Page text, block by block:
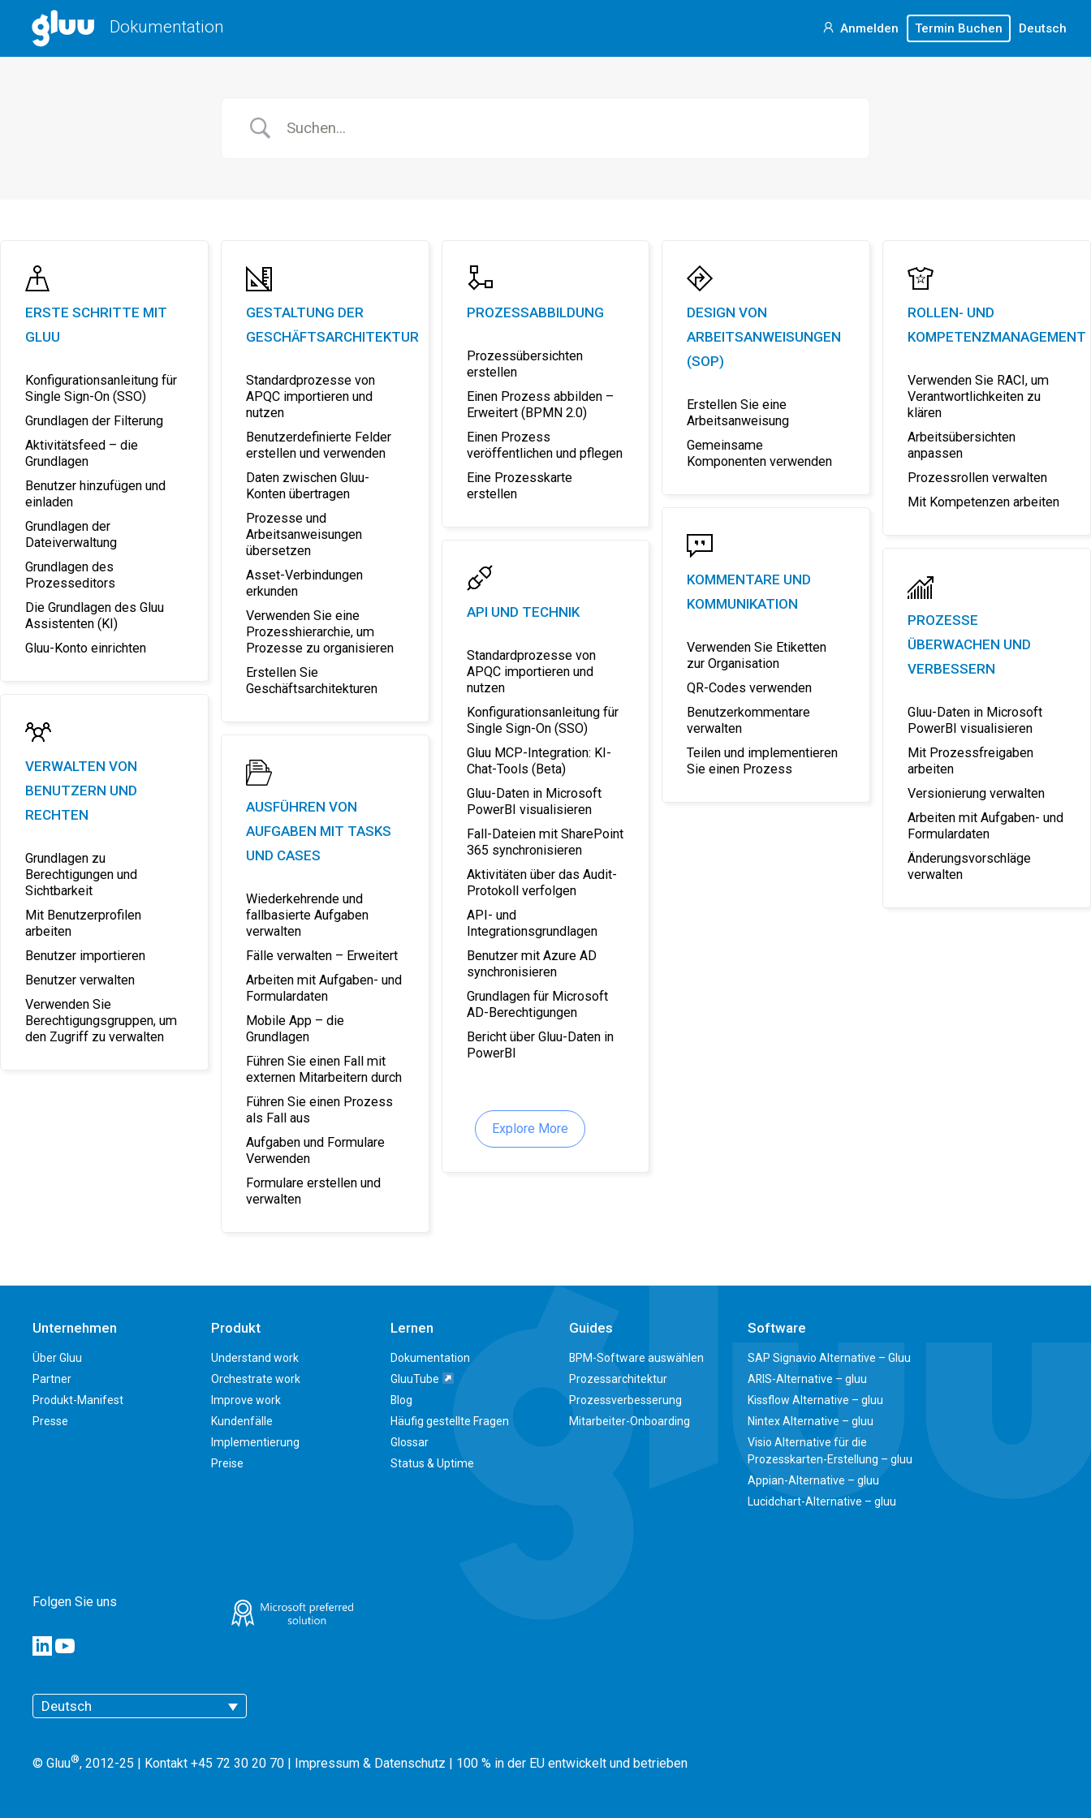
Dokumentation Anmelden Termin Buchen Deutsch
ERSTE SCHRITTE MIT
GLUU
Konfigurationsanleitung für
Single Sign-On (SSO)
Grundlagen der Filterung
Aktivitätsfeed – die
Grundlagen
Benutzer hinzufügen und
einladen
Grundlagen der
Dateiverwaltung
Grundlagen des
Prozesseditors
Die Grundlagen des Gluu
Assistenten (KI)
Gluu-Konto einrichten
GESTALTUNG DER
GESCHÄFTSARCHITEKTUR
Standardprozesse von
APQC importieren und
nutzen
Benutzerdefinierte Felder
erstellen und verwenden
Daten zwischen Gluu-
Konten übertragen
Prozesse und
Arbeitsanweisungen
übersetzen
Asset-Verbindungen
erkunden
Verwenden Sie eine
Prozesshierarchie, um
Prozesse zu organisieren
Erstellen Sie
Geschäftsarchitekturen
PROZESSABBILDUNG
Prozessübersichten
erstellen
Einen Prozess abbilden –
Erweitert (BPMN 2.0)
Einen Prozess
veröffentlichen und pflegen
Eine Prozesskarte
erstellen
DESIGN VON
ARBEITSANWEISUNGEN
(SOP)
Erstellen Sie eine
Arbeitsanweisung
Gemeinsame
Komponenten verwenden
ROLLEN- UND
KOMPETENZMANAGEMENT
Verwenden Sie RACI, um
Verantwortlichkeiten zu
klären
Arbeitsübersichten
anpassen
Prozessrollen verwalten
Mit Kompetenzen arbeiten
KOMMENTARE UND
KOMMUNIKATION
Verwenden Sie Etiketten
zur Organisation
QR-Codes verwenden
Benutzerkommentare
verwalten
Teilen und implementieren
Sie einen Prozess
API UND TECHNIK
Standardprozesse von
APQC importieren und
nutzen
Konfigurationsanleitung für
Single Sign-On (SSO)
Gluu MCP-Integration: KI-
Chat-Tools (Beta)
Gluu-Daten in Microsoft
PowerBI visualisieren
Fall-Dateien mit SharePoint
365 synchronisieren
Aktivitäten über das Audit-
Protokoll verfolgen
API- und
Integrationsgrundlagen
Benutzer mit Azure AD
synchronisieren
Grundlagen für Microsoft
AD-Berechtigungen
Bericht über Gluu-Daten in
PowerBI
Explore More
PROZESSE
ÜBERWACHEN UND
VERBESSERN
Gluu-Daten in Microsoft
PowerBI visualisieren
Mit Prozessfreigaben
arbeiten
Versionierung verwalten
Arbeiten mit Aufgaben- und
Formulardaten
Änderungsvorschläge
verwalten
VERWALTEN VON
BENUTZERN UND
RECHTEN
Grundlagen zu
Berechtigungen und
Sichtbarkeit
Mit Benutzerprofilen
arbeiten
Benutzer importieren
Benutzer verwalten
Verwenden Sie
Berechtigungsgruppen, um
den Zugriff zu verwalten
AUSFÜHREN VON
AUFGABEN MIT TASKS
UND CASES
Wiederkehrende und
fallbasierte Aufgaben
verwalten
Fälle verwalten – Erweitert
Arbeiten mit Aufgaben- und
Formulardaten
Mobile App – die
Grundlagen
Führen Sie einen Fall mit
externen Mitarbeitern durch
Führen Sie einen Prozess
als Fall aus
Aufgaben und Formulare
Verwenden
Formulare erstellen und
verwalten
Unternehmen
Über Gluu
Partner
Produkt-Manifest
Presse
Produkt
Understand work
Orchestrate work
Improve work
Kundenfälle
Implementierung
Preise
Lernen
Dokumentation
GluuTube
Blog
Häufig gestellte Fragen
Glossar
Status & Uptime
Guides
BPM-Software auswählen
Prozessarchitektur
Prozessverbesserung
Mitarbeiter-Onboarding
Software
SAP Signavio Alternative – Gluu
ARIS-Alternative – gluu
Kissflow Alternative – gluu
Nintex Alternative – gluu
Visio Alternative für die
Prozesskarten-Erstellung – gluu
Appian-Alternative – gluu
Lucidchart-Alternative – gluu
Folgen Sie uns
Deutsch
© Gluu®, 2012-25 | Kontakt +45 72 30 20 70 | Impressum & Datenschutz | 100 % in der EU entwickelt und betrieben
Holen Sie sich IhrenProcess Success Benchmark 2025